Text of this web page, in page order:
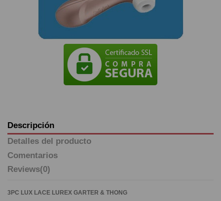
Descripción
Detalles del producto
Comentarios
Reviews(0)
3PC LUX LACE LUREX GARTER & THONG